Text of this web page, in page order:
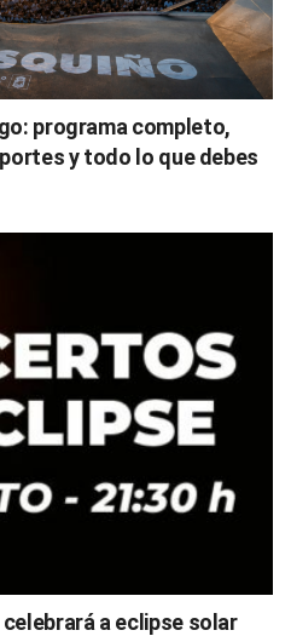
programa completo,
y todo lo que debes
a eclipse solar